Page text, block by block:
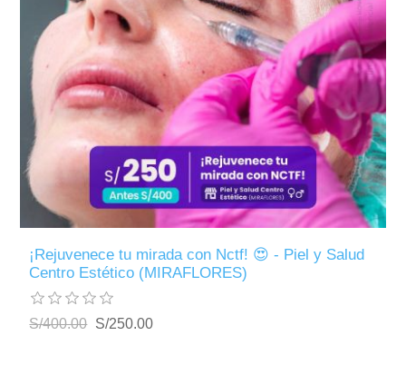
¡Rejuvenece tu mirada con Nctf! 😍 - Piel y Salud
Centro Estético (MIRAFLORES)
S/400.00 S/250.00